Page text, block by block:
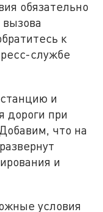
обязательно
к
службе
и
дороги при
что на
и
условия